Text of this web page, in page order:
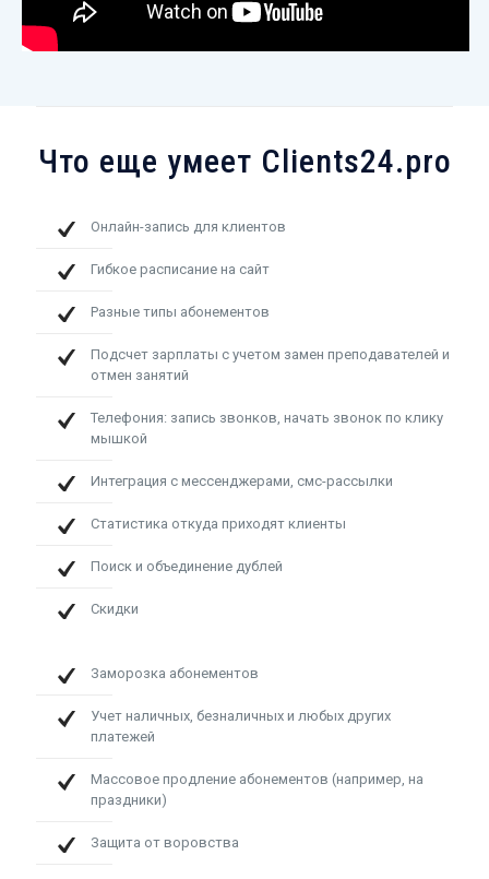
Что еще умеет Clients24.pro
Онлайн-запись для клиентов
Гибкое расписание на сайт
Разные типы абонементов
Подсчет зарплаты с учетом замен преподавателей и
отмен занятий
Телефония: запись звонков, начать звонок по клику
мышкой
Интеграция с мессенджерами, смс-рассылки
Статистика откуда приходят клиенты
Поиск и объединение дублей
Скидки
Заморозка абонементов
Учет наличных, безналичных и любых других
платежей
Массовое продление абонементов (например, на
праздники)
Защита от воровства